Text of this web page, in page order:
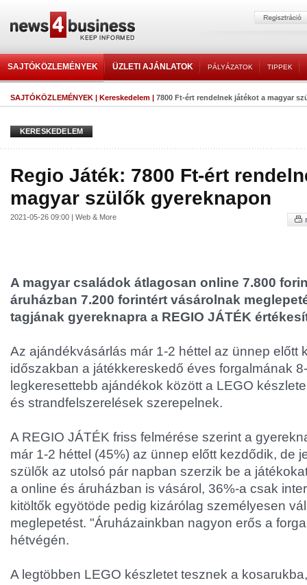
SAJTÓKÖZLEMÉNYEK ÜZLETI AJÁNLATOK PÁLYÁZATOK TIPPEK
SAJTÓKÖZLEMÉNYEK | Kereskedelem | 7800 Ft-ért rendelnek játékot a magyar
KERESKEDELEM
Regio Játék: 7800 Ft-ért
magyar szülők gyereknapon
2021-05-26 09:00 | Web & More
A magyar családok átlagosan online 7.800
áruházban 7.200 forintért vásárolnak
tagjának gyereknapra a REGIO JÁTÉK
Az ajándékvásárlás már 1-2 héttel az ünnep előtt
időszakban a játékkereskedő éves forgalmának
legkeresettebb ajándékok között a LEGO
és strandfelszerelések szerepelnek.
A REGIO JÁTÉK friss felmérése szerint a
már 1-2 héttel (45%) az ünnep előtt kezdődik, de
szülők az utolsó pár napban szerzik be a
a online és áruházban is vásárol, 36%-a csak
kitöltők egyötöde pedig kizárólag személyesen
meglepetést. "Áruházainkban nagyon erős a
hétvégén.
A legtöbben LEGO készletet tesznek a